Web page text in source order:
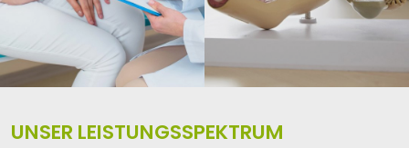
UNSER LEISTUNGSSPEKTRUM